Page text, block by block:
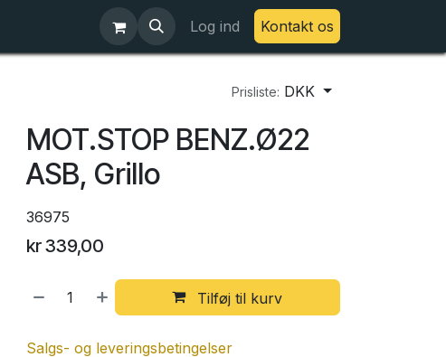
Log ind Kontakt os
Prisliste: DKK
MOT.STOP BENZ.Ø22
ASB, Grillo
36975
kr339,00
Tilføj til kurv
Salgs- og leveringsbetingelser